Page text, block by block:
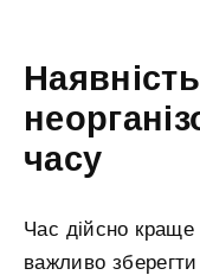
Наявність
часу
Час дійсно краще
важливо